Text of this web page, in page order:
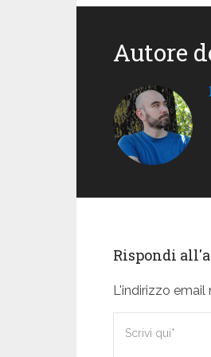
Autore
Rispondi
L'indirizzo